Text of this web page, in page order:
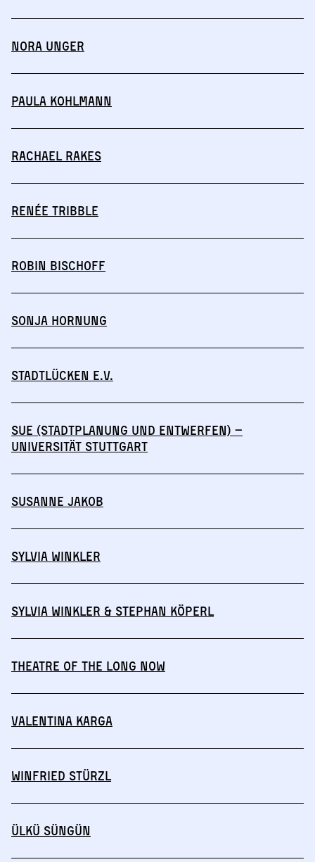
Nora Unger
Paula Kohlmann
Rachael Rakes
Renée Tribble
Robin Bischoff
Sonja Hornung
Stadtlücken e.V.
SuE (Stadtplanung und Entwerfen) –
Universität Stuttgart
Susanne Jakob
Sylvia Winkler
Sylvia Winkler & Stephan Köperl
THEATRE OF THE LONG NOW
Valentina Karga
Winfried Stürzl
Ülkü Süngün